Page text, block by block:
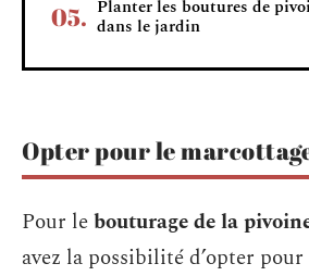
Planter les boutures de
dans le jardin
Opter pour le
Pour lebouturage de la
avez la possibilité d’opter